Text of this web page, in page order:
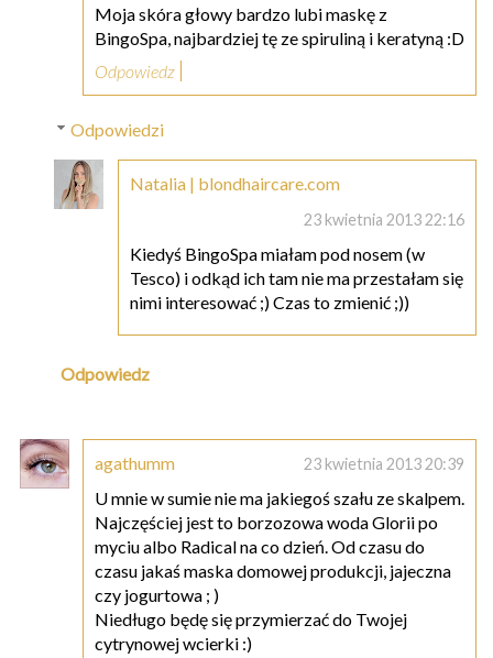
Moja skóra głowy bardzo lubi maskę z
BingoSpa, najbardziej tę ze spiruliną i keratyną :D
Odpowiedz
Odpowiedzi
Natalia | blondhaircare.com
23 kwietnia 2013 22:16
Kiedyś BingoSpa miałam pod nosem (w
Tesco) i odkąd ich tam nie ma przestałam się
nimi interesować ;) Czas to zmienić ;))
Odpowiedz
agathumm 23 kwietnia 2013 20:39
U mnie w sumie nie ma jakiegoś szału ze skalpem.
Najczęściej jest to borzozowa woda Glorii po
myciu albo Radical na co dzień. Od czasu do
czasu jakaś maska domowej produkcji, jajeczna
czy jogurtowa ; )
Niedługo będę się przymierzać do Twojej
cytrynowej wcierki :)